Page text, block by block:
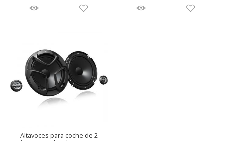
es:
originalactual
Altavoces para coche de 2